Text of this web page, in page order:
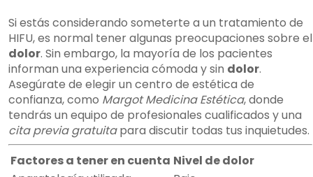
Si estás considerando someterte a un tratamiento de
HIFU, es normal tener algunas preocupaciones sobre el
dolor. Sin embargo, la mayoría de los pacientes
informan una experiencia cómoda y sin dolor.
Asegúrate de elegir un centro de estética de
confianza, como Margot Medicina Estética, donde
tendrás un equipo de profesionales cualificados y una
cita previa gratuitapara discutir todas tus inquietudes.
Factores a tener en cuenta Nivel de dolor